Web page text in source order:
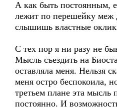
А как быть постоянным,
лежит по перешейку меж
слышишь властные
С тех пор я ни разу не
Мысль съездить на
оставляла меня. Нельзя
меня остро беспокоила,
третьем плане эта мысль
постоянно. И